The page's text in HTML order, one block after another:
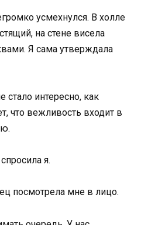
усмехнулся. В холле
на стене висела
Я сама утверждала
интересно, как
что вежливость входит в
я.
посмотрела мне в лицо.